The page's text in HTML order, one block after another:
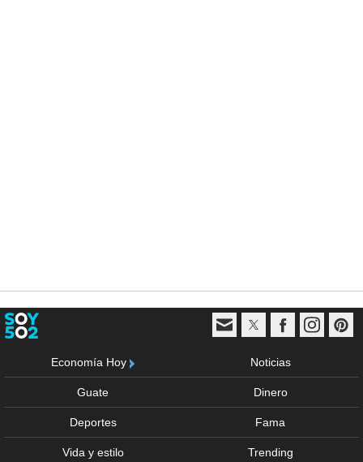
Economía Hoy Noticias
Guate Dinero
Deportes Fama
Vida y estilo Trending